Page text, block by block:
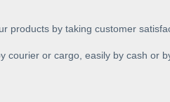
products by taking customer
or cargo, easily by cash or